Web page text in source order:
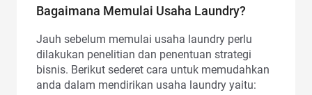
Bagaimana Memulai Usaha Laundry?
Jauh sebelum memulai usaha laundry perlu
dilakukan penelitian dan penentuan strategi
bisnis. Berikut sederet cara untuk memudahkan
anda dalam mendirikan usaha laundry yaitu: